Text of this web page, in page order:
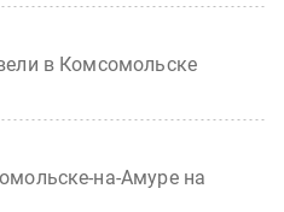
в Комсомольске
на-Амуре на